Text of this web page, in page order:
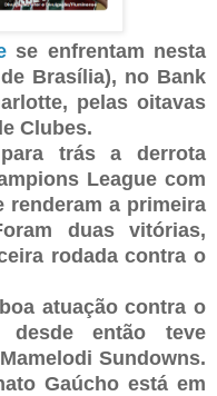
se enfrentam nesta
Brasília), no Bank
pelas oitavas
Clubes.
trás a derrota
League com
renderam a primeira
duas vitórias,
rodada contra o
atuação contra o
desde então teve
Sundowns.
Gaúcho está em